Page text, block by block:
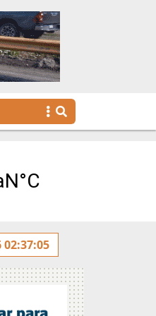
previa a la 5.ª